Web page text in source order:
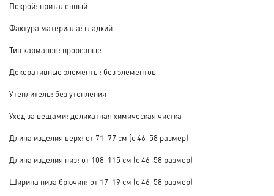
Покрой: приталенный
Фактура материала: гладкий
Тип карманов: прорезные
Декоративные элементы: без элементов
Утеплитель: без утепления
Уход за вещами: деликатная химическая чистка
Длина изделия верх: от 71-77 см (с 46-58 размер)
Длина изделия низ: от 108-115 см (с 46-58 размер)
Ширина низа брючин: от 17-19 см (с 46-58 размер)